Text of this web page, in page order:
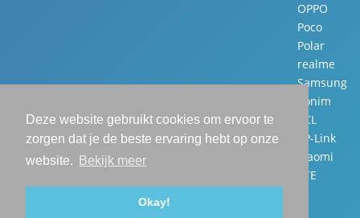
Deze website gebruikt cookies om ervoor te
zorgen dat je de beste ervaring hebt op onze
website.
Bekijk meer
Okay!
OPPO
Poco
Polar
realme
Samsung
Sonim
TCL
TP-Link
Xiaomi
ZTE